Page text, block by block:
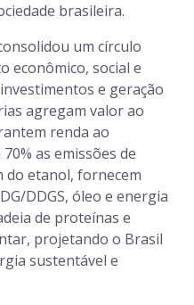
brasileira.
um círculo
econômico, social e
e geração
agregam valor ao
renda ao
as emissões de
do etanol, fornecem
DDGS, óleo e energia
de proteínas e
projetando o Brasil
sustentável e